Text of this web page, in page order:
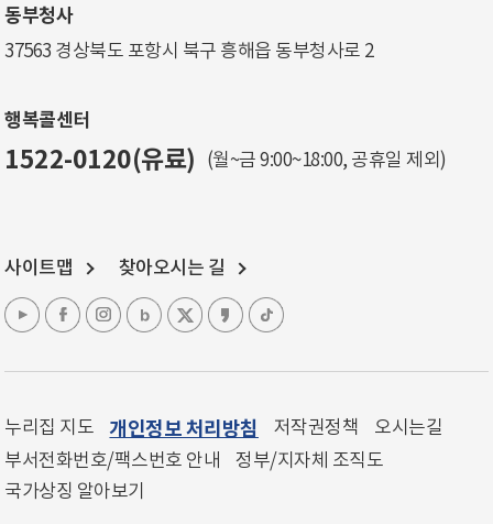
동부청사
37563 경상북도 포항시 북구 흥해읍 동부청사로 2
행복콜센터
1522-0120(유료) (월~금 9:00~18:00, 공휴일 제외)
사이트맵 찾아오시는 길
누리집 지도 개인정보 처리방침 저작권정책
오시는길
부서전화번호/팩스번호 안내
정부/지자체 조직도
국가상징 알아보기